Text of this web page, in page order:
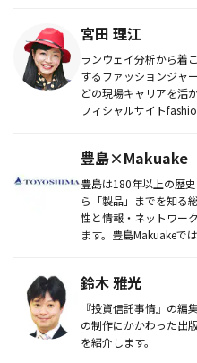
宮田 理江
ランウェイ分析から着
するファッションジャ
どの現場キャリアを活
フィシャルサイト
豊島×Makuake
豊島は180年以上の歴
ら「製品」までを知る
性と情報・ネットワー
ます。豊島Makuakeで
鈴木 雅光
『投資信託事情』の
の制作にかかわった出
を紹介します。